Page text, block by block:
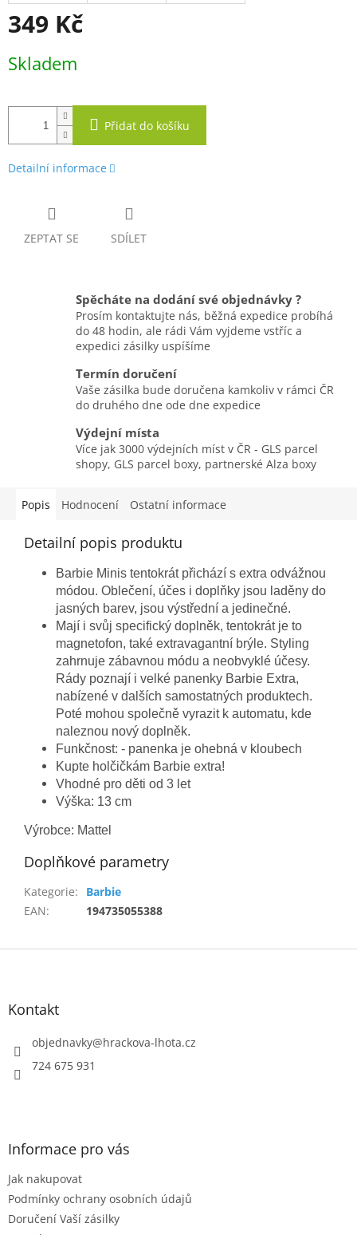
349 Kč
cena:
Skladem
Přidat do košíku
Detailní informace
ZEPTAT SE SDÍLET
Spěcháte na dodání své objednávky ?
Prosím kontaktujte nás, běžná expedice probíhá
do 48 hodin, ale rádi Vám vyjdeme vstříc a
expedici zásilky uspíšíme
Termín doručení
Vaše zásilka bude doručena kamkoliv v rámci ČR
do druhého dne ode dne expedice
Výdejní místa
Více jak 3000 výdejních míst v ČR - GLS parcel
shopy, GLS parcel boxy, partnerské Alza boxy
Popis Hodnocení Ostatní informace
Detailní popis produktu
Barbie Minis tentokrát přichází s extra odvážnou
módou. Oblečení, účes i doplňky jsou laděny do
jasných barev, jsou výstřední a jedinečné.
Mají i svůj specifický doplněk, tentokrát je to
magnetofon, také extravagantní brýle. Styling
zahrnuje zábavnou módu a neobvyklé účesy.
Rády poznají i velké panenky Barbie Extra,
nabízené v dalších samostatných produktech.
Poté mohou společně vyrazit k automatu, kde
naleznou nový doplněk.
Funkčnost: - panenka je ohebná v kloubech
Kupte holčičkám Barbie extra!
Vhodné pro děti od 3 let
Výška: 13 cm
Výrobce: Mattel
Doplňkové parametry
Kategorie:
Barbie
EAN: 194735055388
Z
Kontakt
objednavky@hrackova-lhota.cz
724 675 931
Informace pro vás
Jak nakupovat
Podmínky ochrany osobních údajů
Doručení Vaší zásilky